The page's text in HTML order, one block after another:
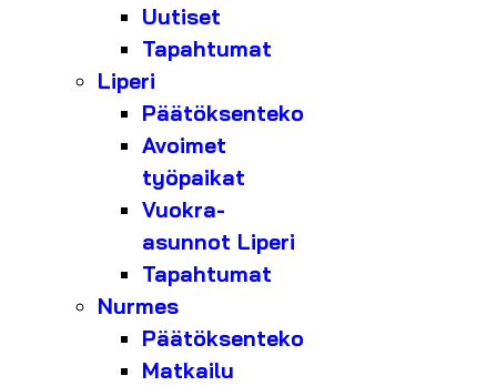
Uutiset
Tapahtumat
Liperi
Päätöksenteko
Avoimet
työpaikat
Vuokra-
asunnot Liperi
Tapahtumat
Nurmes
Päätöksenteko
Matkailu